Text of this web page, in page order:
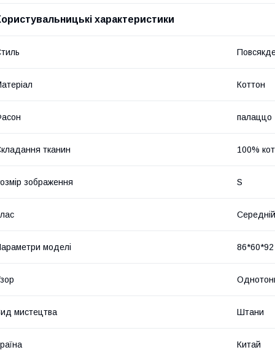
характеристики
Коттон
палаццо
тканин 100%
зображення S
моделі 86*60*92
мистецтва Штани
Китай